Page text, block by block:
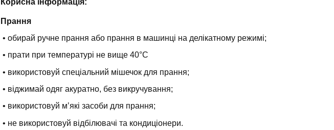
Прання
• обирай ручне прання або прання в машинці на делікатному режимі;
• прати при температурі не вище 40°С
• використовуй спеціальний мішечок для прання;
• віджимай одяг акуратно, без викручування;
• використовуй мʼякі засоби для прання;
• не використовуй відбілювачі та кондиціонери.